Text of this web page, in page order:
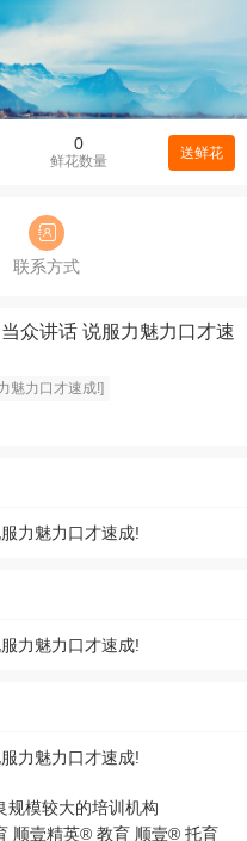
0
鲜花数量 送鲜花
联系方式
众讲话 说服力魅力口才速
魅力口才速成!]
力魅力口才速成!
力魅力口才速成!
力魅力口才速成!
规模较大的培训机构
顺壹精英® 教育 顺壹® 托育